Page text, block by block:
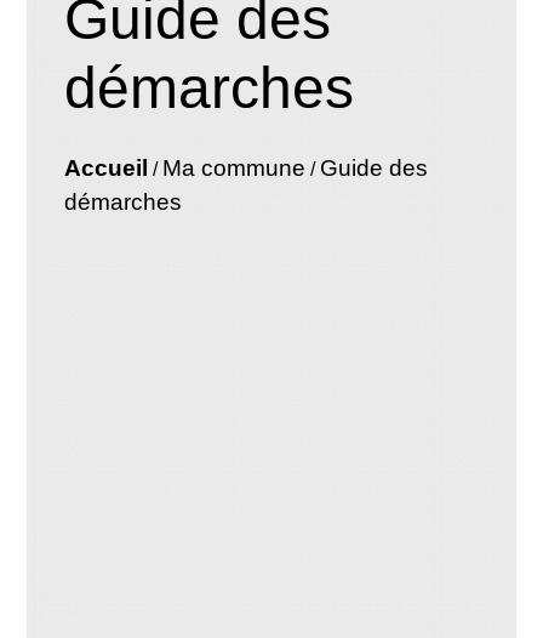
Guide des
démarches
Accueil / Ma commune / Guide des
démarches